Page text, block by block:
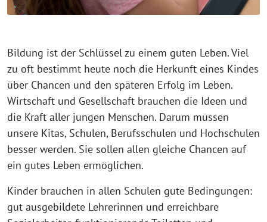
Bildung ist der Schlüssel zu einem guten Leben. Viel
zu oft bestimmt heute noch die Herkunft eines Kindes
über Chancen und den späteren Erfolg im Leben.
Wirtschaft und Gesellschaft brauchen die Ideen und
die Kraft aller jungen Menschen. Darum müssen
unsere Kitas, Schulen, Berufsschulen und Hochschulen
besser werden. Sie sollen allen gleiche Chancen auf
ein gutes Leben ermöglichen.
Kinder brauchen in allen Schulen gute Bedingungen:
gut ausgebildete Lehrerinnen und erreichbare